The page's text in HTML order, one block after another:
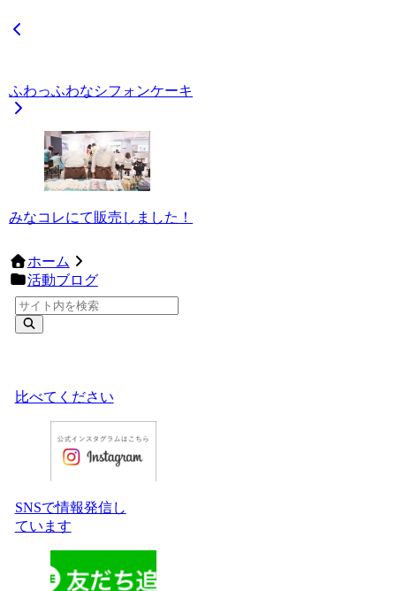
ふわっふわなシフォンケーキ
みなコレにて販売しました！
ホーム
活動ブログ
比べてください
SNSで情報発信し
ています